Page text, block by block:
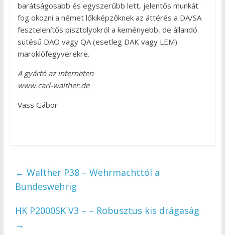
barátságosabb és egyszerűbb lett, jelentős munkát
fog okozni a német lőkiképzőknek az áttérés a DA/SA
fesztelenítős pisztolyokról a keményebb, de állandó
sütésű DAO vagy QA (esetleg DAK vagy LEM)
maroklőfegyverekre.
A gyártó az interneten
www.carl-walther.de
Vass Gábor
← Walther P38 – Wehrmachttól a
Bundeswehrig
HK P2000SK V3 – – Robusztus kis drágaság
→